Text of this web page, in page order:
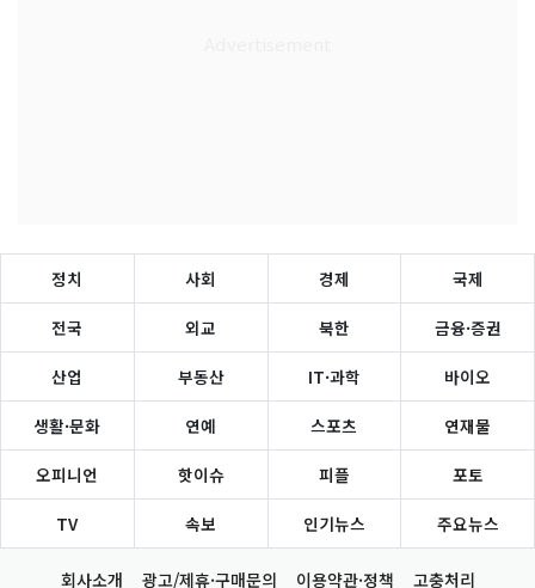
정치 사회 경제 국제
전국 외교 북한 금융·증권
산업 부동산 IT·과학 바이오
생활·문화 연예 스포츠 연재물
오피니언 핫이슈 피플 포토
TV 속보 인기뉴스 주요뉴스
회사소개 광고/제휴·구매문의 이용약관·정책 고충처리